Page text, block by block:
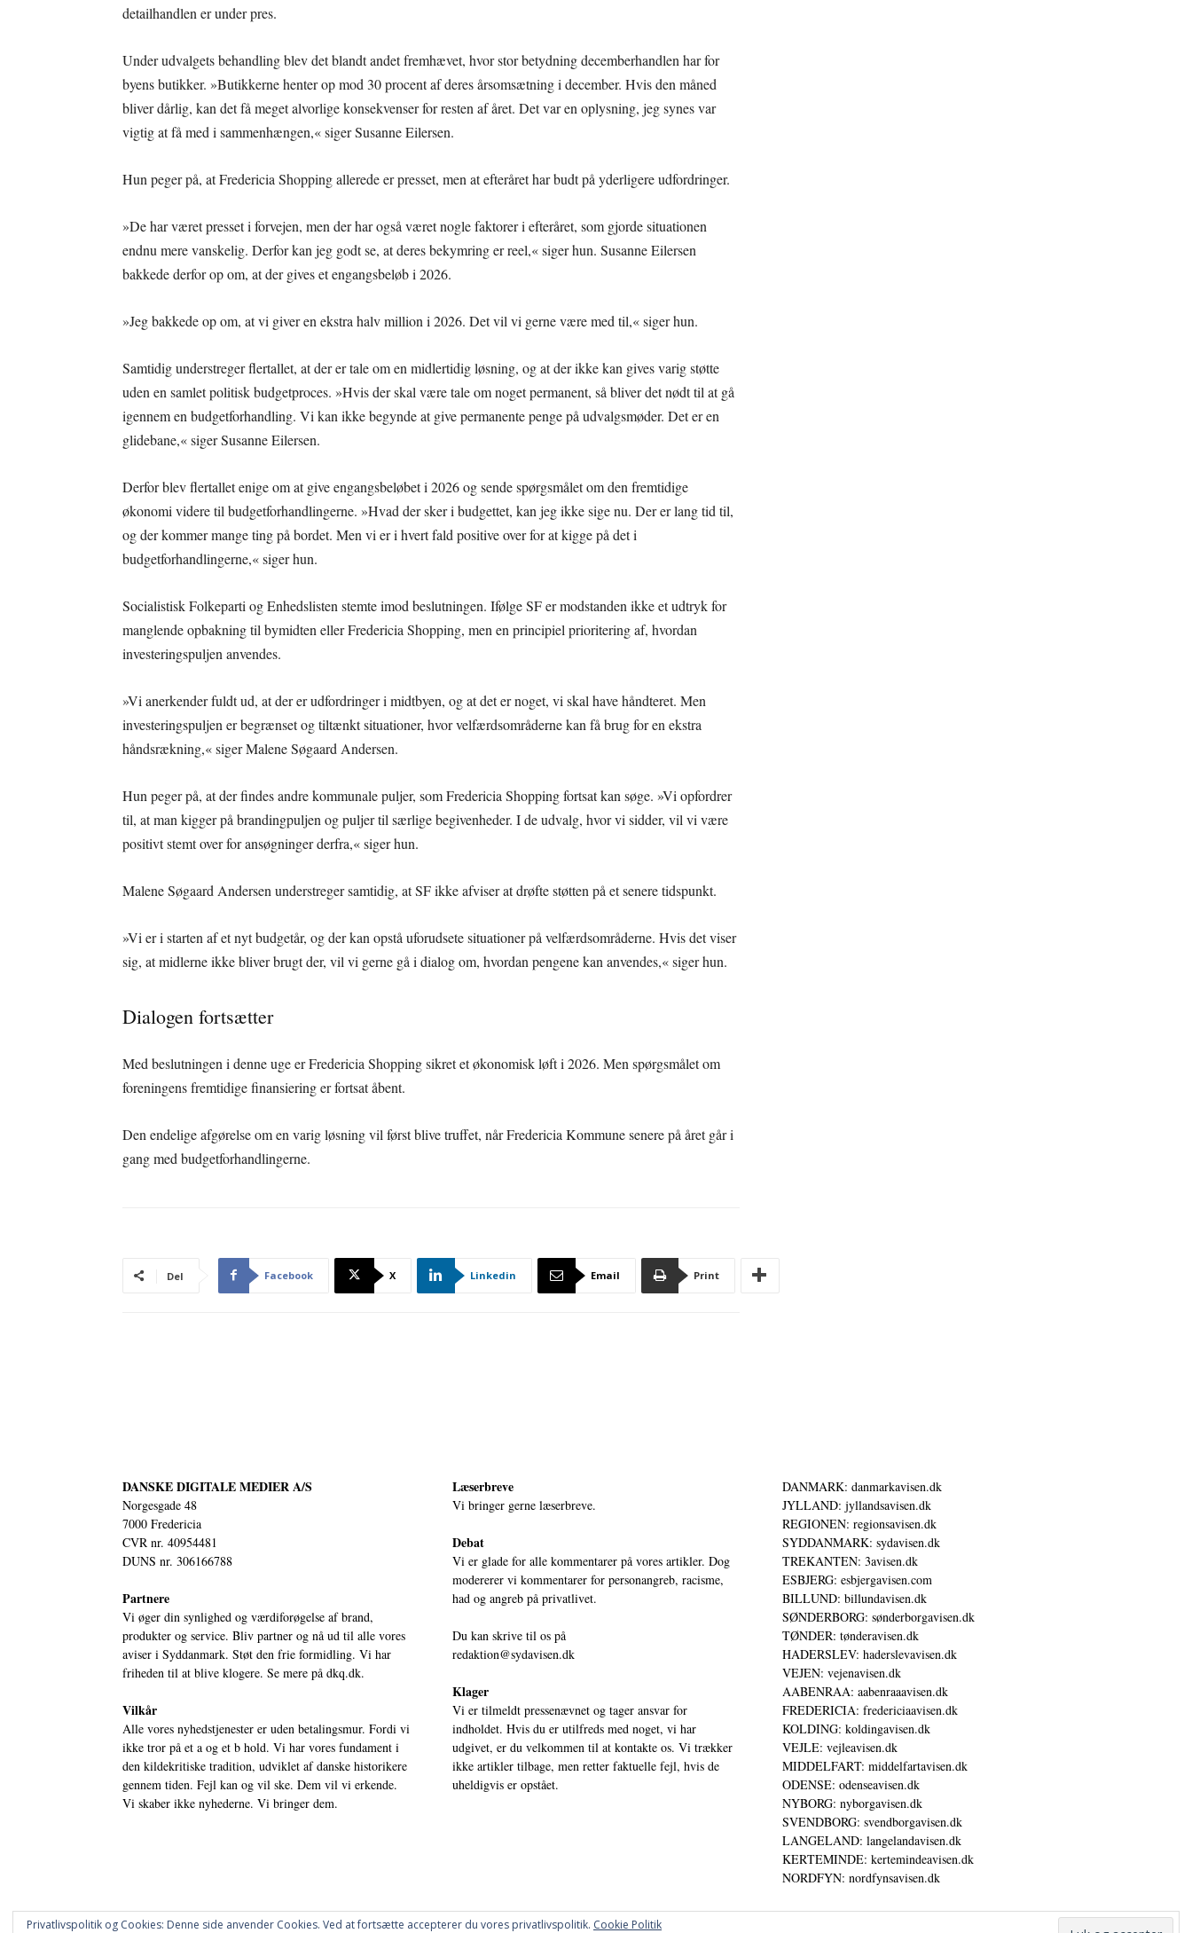
detailhandlen er under pres.
Under udvalgets behandling blev det blandt andet fremhævet, hvor stor betydning decemberhandlen har for
byens butikker. »Butikkerne henter op mod 30 procent af deres årsomsætning i december. Hvis den måned
bliver dårlig, kan det få meget alvorlige konsekvenser for resten af året. Det var en oplysning, jeg synes var
vigtig at få med i sammenhængen,« siger Susanne Eilersen.
Hun peger på, at Fredericia Shopping allerede er presset, men at efteråret har budt på yderligere udfordringer.
»De har været presset i forvejen, men der har også været nogle faktorer i efteråret, som gjorde situationen
endnu mere vanskelig. Derfor kan jeg godt se, at deres bekymring er reel,« siger hun. Susanne Eilersen
bakkede derfor op om, at der gives et engangsbeløb i 2026.
»Jeg bakkede op om, at vi giver en ekstra halv million i 2026. Det vil vi gerne være med til,« siger hun.
Samtidig understreger flertallet, at der er tale om en midlertidig løsning, og at der ikke kan gives varig støtte
uden en samlet politisk budgetproces. »Hvis der skal være tale om noget permanent, så bliver det nødt til at gå
igennem en budgetforhandling. Vi kan ikke begynde at give permanente penge på udvalgsmøder. Det er en
glidebane,« siger Susanne Eilersen.
Derfor blev flertallet enige om at give engangsbeløbet i 2026 og sende spørgsmålet om den fremtidige
økonomi videre til budgetforhandlingerne. »Hvad der sker i budgettet, kan jeg ikke sige nu. Der er lang tid til,
og der kommer mange ting på bordet. Men vi er i hvert fald positive over for at kigge på det i
budgetforhandlingerne,« siger hun.
Socialistisk Folkeparti og Enhedslisten stemte imod beslutningen. Ifølge SF er modstanden ikke et udtryk for
manglende opbakning til bymidten eller Fredericia Shopping, men en principiel prioritering af, hvordan
investeringspuljen anvendes.
»Vi anerkender fuldt ud, at der er udfordringer i midtbyen, og at det er noget, vi skal have håndteret. Men
investeringspuljen er begrænset og tiltænkt situationer, hvor velfærdsområderne kan få brug for en ekstra
håndsrækning,« siger Malene Søgaard Andersen.
Hun peger på, at der findes andre kommunale puljer, som Fredericia Shopping fortsat kan søge. »Vi opfordrer
til, at man kigger på brandingpuljen og puljer til særlige begivenheder. I de udvalg, hvor vi sidder, vil vi være
positivt stemt over for ansøgninger derfra,« siger hun.
Malene Søgaard Andersen understreger samtidig, at SF ikke afviser at drøfte støtten på et senere tidspunkt.
»Vi er i starten af et nyt budgetår, og der kan opstå uforudsete situationer på velfærdsområderne. Hvis det viser
sig, at midlerne ikke bliver brugt der, vil vi gerne gå i dialog om, hvordan pengene kan anvendes,« siger hun.
Dialogen fortsætter
Med beslutningen i denne uge er Fredericia Shopping sikret et økonomisk løft i 2026. Men spørgsmålet om
foreningens fremtidige finansiering er fortsat åbent.
Den endelige afgørelse om en varig løsning vil først blive truffet, når Fredericia Kommune senere på året går i
gang med budgetforhandlingerne.
Del Facebook X Linkedin Email Print
DANSKE DIGITALE MEDIER A/S
Norgesgade 48
7000 Fredericia
CVR nr. 40954481
DUNS nr. 306166788
Partnere
Vi øger din synlighed og værdiforøgelse af brand,
produkter og service. Bliv partner og nå ud til alle vores
aviser i Syddanmark. Støt den frie formidling. Vi har
friheden til at blive klogere. Se mere på dkq.dk.
Vilkår
Alle vores nyhedstjenester er uden betalingsmur. Fordi vi
ikke tror på et a og et b hold. Vi har vores fundament i
den kildekritiske tradition, udviklet af danske historikere
gennem tiden. Fejl kan og vil ske. Dem vil vi erkende.
Vi skaber ikke nyhederne. Vi bringer dem.
Læserbreve
Vi bringer gerne læserbreve.
Debat
Vi er glade for alle kommentarer på vores artikler. Dog
modererer vi kommentarer for personangreb, racisme,
had og angreb på privatlivet.
Du kan skrive til os på
redaktion@sydavisen.dk
Klager
Vi er tilmeldt pressenævnet og tager ansvar for
indholdet. Hvis du er utilfreds med noget, vi har
udgivet, er du velkommen til at kontakte os. Vi trækker
ikke artikler tilbage, men retter faktuelle fejl, hvis de
uheldigvis er opstået.
DANMARK: danmarkavisen.dk
JYLLAND: jyllandsavisen.dk
REGIONEN: regionsavisen.dk
SYDDANMARK: sydavisen.dk
TREKANTEN: 3avisen.dk
ESBJERG: esbjergavisen.com
BILLUND: billundavisen.dk
SØNDERBORG: sønderborgavisen.dk
TØNDER: tønderavisen.dk
HADERSLEV: haderslevavisen.dk
VEJEN: vejenavisen.dk
AABENRAA: aabenraaavisen.dk
FREDERICIA: fredericiaavisen.dk
KOLDING: koldingavisen.dk
VEJLE: vejleavisen.dk
MIDDELFART: middelfartavisen.dk
ODENSE: odenseavisen.dk
NYBORG: nyborgavisen.dk
SVENDBORG: svendborgavisen.dk
LANGELAND: langelandavisen.dk
KERTEMINDE: kertemindeavisen.dk
NORDFYN: nordfynsavisen.dk
Privatlivspolitik og Cookies: Denne side anvender Cookies. Ved at fortsætte accepterer du vores privatlivspolitik. Cookie Politik